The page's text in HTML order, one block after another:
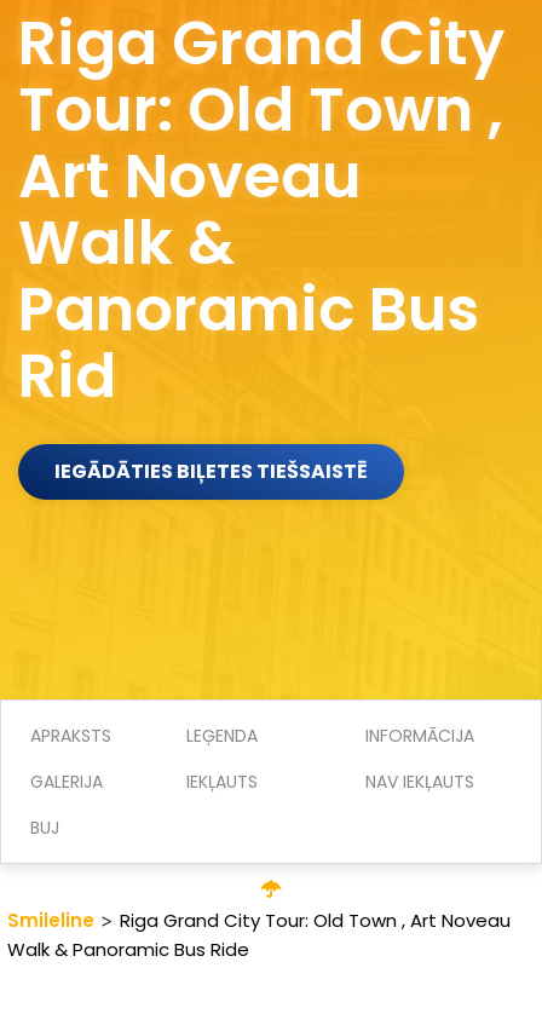
Riga Grand City
Tour: Old Town ,
Art Noveau
Walk &
Panoramic Bus
Rid
IEGĀDĀTIES BIĻETES TIEŠSAISTĒ
APRAKSTS LEĢENDA
INFORMĀCIJA
GALERIJA
IEKĻAUTS
NAV IEKĻAUTS
BUJ
Smileline > Riga Grand City Tour: Old Town , Art Noveau
Walk & Panoramic Bus Ride